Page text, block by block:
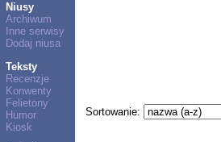
Niusy
Archiwum
Inne serwisy
Dodaj niusa
Teksty
Recenzje
Konwenty
Felietony
Humor
Kiosk
Sortowanie: